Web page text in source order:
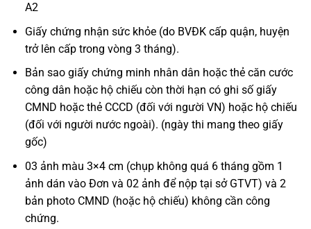
A2
Giấy chứng nhận sức khỏe (do BVĐK cấp quận, huyện
trở lên cấp trong vòng 3 tháng).
Bản sao giấy chứng minh nhân dân hoặc thẻ căn cước
công dân hoặc hộ chiếu còn thời hạn có ghi số giấy
CMND hoặc thẻ CCCD (đối với người VN) hoặc hộ chiếu
(đối với người nước ngoài). (ngày thi mang theo giấy
gốc)
03 ảnh màu 3×4 cm (chụp không quá 6 tháng gồm 1
ảnh dán vào Đơn và 02 ảnh để nộp tại sở GTVT) và 2
bản photo CMND (hoặc hộ chiếu) không cần công
chứng.